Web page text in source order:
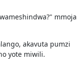
mmoja
akavuta pumzi
yote miwili.